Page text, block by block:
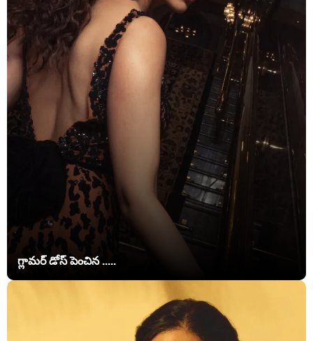
గ్లామర్ డోస్ పెంచిన .....